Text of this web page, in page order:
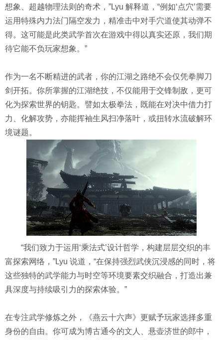
想象、超越物理法则的奇术，”Lyu 解释道，“例如‘点穴’需要
运用特殊内力法门隔空发力，精准击中对手穴道使其动弹不
得。这可能是此类武学首次在游戏中得以真实还原，我们期
待它能不负玩家想象。”
作为一名不断精进的武者，你的江湖之路绝不会仅凭拳脚刀
剑开拓。你所掌握的江湖绝技，不仅能用于交锋制敌，更可
化为探索世界的钥匙。譬如太极拳法，既能在对决中借力打
力、化解攻势，亦能挥袖生风扫净落叶，或扭转水流破解环
境谜题。
“我们致力于运用‘乘法式’设计哲学，构建层层交织的丰
富探索网络，”Lyu 说道，“在保持强烈武侠沉浸感的同时，将
这些独特的武学能力与时空等环境要素交织融合，打造出兼
具深度与持续吸引力的探索体验。”
在专注武学修炼之外，《燕云十六声》更赋予玩家选择多重
身份的自由。你可成为博古通今的文人、悬壶济世的郎中，